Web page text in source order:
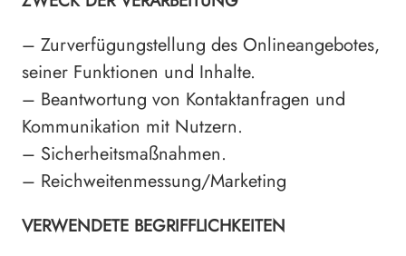
– Zurverfügungstellung des Onlineangebotes,
seiner Funktionen und Inhalte.
– Beantwortung von Kontaktanfragen und
Kommunikation mit Nutzern.
– Sicherheitsmaßnahmen.
– Reichweitenmessung/Marketing
VERWENDETE BEGRIFFLICHKEITEN